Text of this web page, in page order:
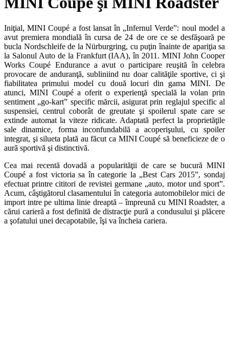
Iniţial, MINI Coupé a fost lansat în „Infernul Verde”: noul model a
avut premiera mondială în cursa de 24 de ore ce se desfăşoară pe
bucla Nordschleife de la Nürburgring, cu puţin înainte de apariţia sa
la Salonul Auto de la Frankfurt (IAA), în 2011. MINI John Cooper
Works Coupé Endurance a avut o participare reuşită în celebra
provocare de anduranţă, subliniind nu doar calităţile sportive, ci şi
fiabilitatea primului model cu două locuri din gama MINI. De
atunci, MINI Coupé a oferit o experienţă specială la volan prin
sentiment „go-kart” specific mărcii, asigurat prin reglajul specific al
suspensiei, centrul coborât de greutate şi spoilerul spate care se
extinde automat la viteze ridicate. Adaptată perfect la proprietăţile
sale dinamice, forma inconfundabilă a acoperişului, cu spoiler
integrat, şi silueta plată au făcut ca MINI Coupé să beneficieze de o
aură sportivă şi distinctivă.
Cea mai recentă dovadă a popularităţii de care se bucură MINI
Coupé a fost victoria sa în categorie la „Best Cars 2015”, sondaj
efectuat printre cititori de revistei germane „auto, motor und sport”.
Acum, câştigătorul clasamentului în categoria automobilelor mici de
import intre pe ultima linie dreaptă – împreună cu MINI Roadster, a
cărui carieră a fost definită de distracţie pură a condusului şi plăcere
a şofatului unei decapotabile, îşi va încheia cariera.